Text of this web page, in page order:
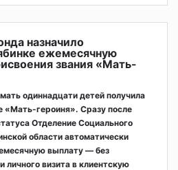
назначило
ежемесячную
звания «Мать-
одиннадцати детей получила
«Мать-героиня». Сразу после
Отделение Социального
области автоматически
выплату — без
личного визита в клиентскую